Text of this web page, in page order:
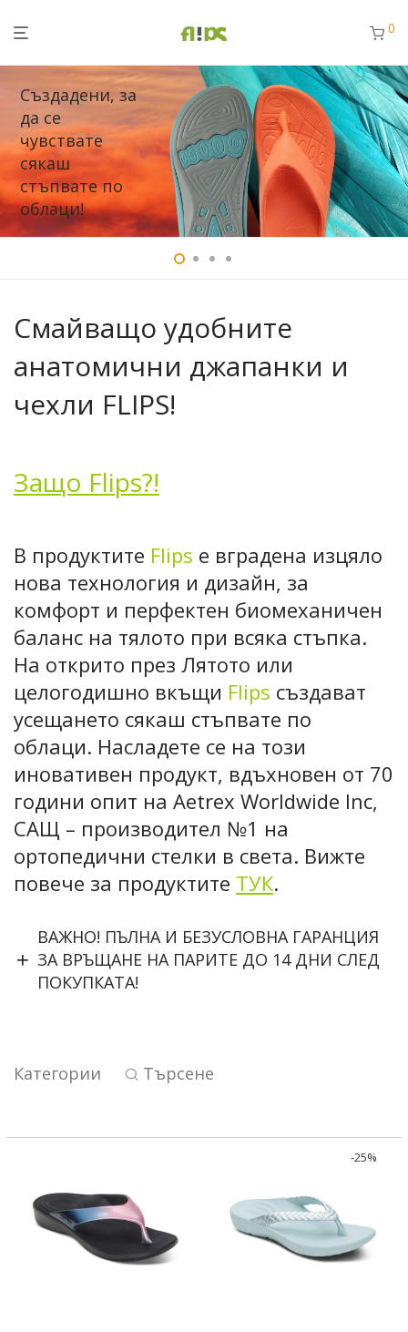
0
Създадени, за
да се
чувствате
сякаш
стъпвате по
облаци!
Смайващо удобните
анатомични джапанки и
чехли FLIPS!
Защо Flips?!
В продуктите Flips е вградена изцяло
нова технология и дизайн, за
комфорт и перфектен биомеханичен
баланс на тялото при всяка стъпка.
На открито през Лятото или
целогодишно вкъщи Flips създават
усещането сякаш стъпвате по
облаци. Насладете се на този
иновативен продукт, вдъхновен от 70
години опит на Aetrex Worldwide Inc,
САЩ – производител №1 на
ортопедични стелки в света. Вижте
повече за продуктите ТУК.
ВАЖНО! ПЪЛНА И БЕЗУСЛОВНА ГАРАНЦИЯ
ЗА ВРЪЩАНЕ НА ПАРИТЕ ДО 14 ДНИ СЛЕД
ПОКУПКАТА!
Категории Търсене
-25%